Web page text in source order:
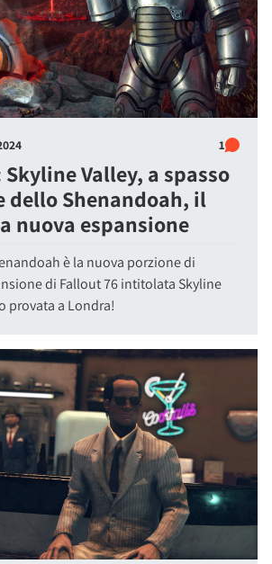
1
Valley, a spasso
dello Shenandoah, il
nuova espansione
è la nuova porzione di
di Fallout 76 intitolata Skyline
provata a Londra!